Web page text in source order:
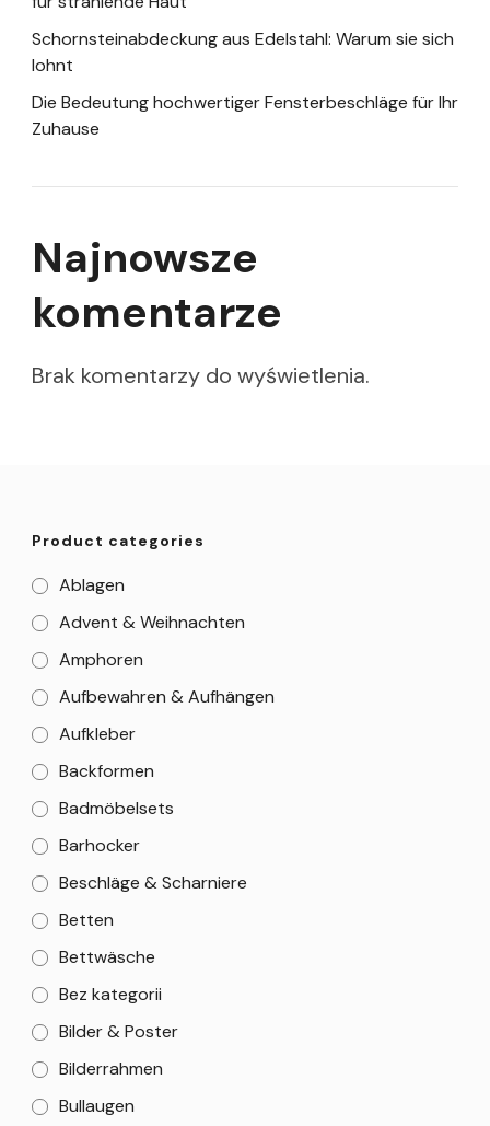
Schornsteinabdeckung aus Edelstahl: Warum sie sich
lohnt
Die Bedeutung hochwertiger Fensterbeschläge für Ihr
Zuhause
Najnowsze
komentarze
Brak komentarzy do wyświetlenia.
Product categories
Ablagen
Advent & Weihnachten
Amphoren
Aufbewahren & Aufhängen
Aufkleber
Backformen
Badmöbelsets
Barhocker
Beschläge & Scharniere
Betten
Bettwäsche
Bez kategorii
Bilder & Poster
Bilderrahmen
Bullaugen